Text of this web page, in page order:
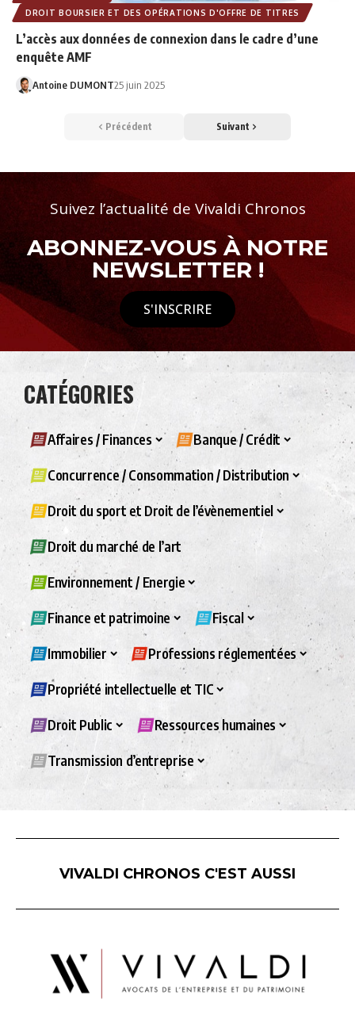
DROIT BOURSIER ET DES OPÉRATIONS D'OFFRE DE TITRES
L’accès aux données de connexion dans le cadre d’une
enquête AMF
Antoine DUMONT25 juin 2025
Précédent Suivant
Suivez l’actualité de Vivaldi Chronos
ABONNEZ-VOUS À NOTRE
NEWSLETTER !
S'INSCRIRE
CATÉGORIES
Affaires / Finances Banque / Crédit
Concurrence / Consommation / Distribution
Droit du sport et Droit de l’évènementiel
Droit du marché de l’art
Environnement / Energie
Finance et patrimoine Fiscal
Immobilier Professions réglementées
Propriété intellectuelle et TIC
Droit Public Ressources humaines
Transmission d’entreprise
VIVALDI CHRONOS C'EST AUSSI